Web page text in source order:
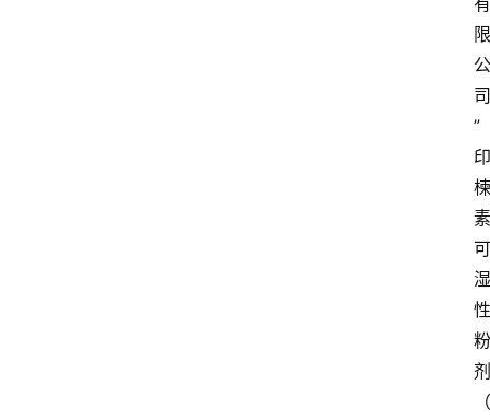
限
公
司
”
印
楝
素
可
湿
性
粉
剂
（